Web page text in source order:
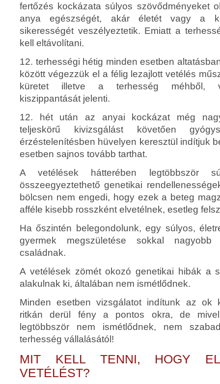
fertőzés kockázata súlyos szövődményeket
anya egészségét, akár életét vagy a
sikerességét veszélyeztetik. Emiatt a
kell eltávolítani.
12. terhességi hétig minden esetben
között végezzük el a félig lezajlott vetélés
küretet illetve a terhesség méhből,
kiszippantását jelenti.
12. hét után az anyai kockázat még
teljeskörű kivizsgálást követően
érzéstelenítésben hüvelyen keresztül indítjuk
esetben sajnos tovább tarthat.
A vetélések hátterében legtöbbször
összeegyeztethető genetikai
bölcsen nem engedi, hogy ezek a beteg
afféle kisebb rosszként elvetélnek, esetleg
Ha őszintén belegondolunk, egy súlyos,
gyermek megszületése sokkal
családnak.
A vetélések zömét okozó genetikai hibák a
alakulnak ki, általában nem ismétlődnek.
Minden esetben vizsgálatot indítunk az ok
ritkán derül fény a pontos okra, de
legtöbbször nem ismétlődnek, nem
terhesség vállalásától!
MIT KELL TENNI, HOGY
VETÉLÉST?